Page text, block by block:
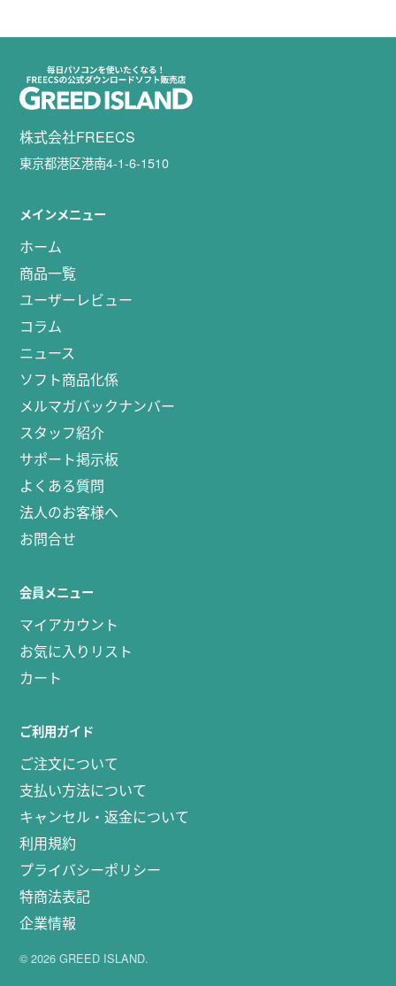
株式会社FREECS
東京都港区港南4-1-6-1510
メインメニュー
ホーム
商品一覧
ユーザーレビュー
コラム
ニュース
ソフト商品化係
メルマガバックナンバー
スタッフ紹介
サポート掲示板
よくある質問
法人のお客様へ
お問合せ
会員メニュー
マイアカウント
お気に入りリスト
カート
ご利用ガイド
ご注文について
支払い方法について
キャンセル・返金について
利用規約
プライバシーポリシー
特商法表記
企業情報
© 2026 GREED ISLAND.